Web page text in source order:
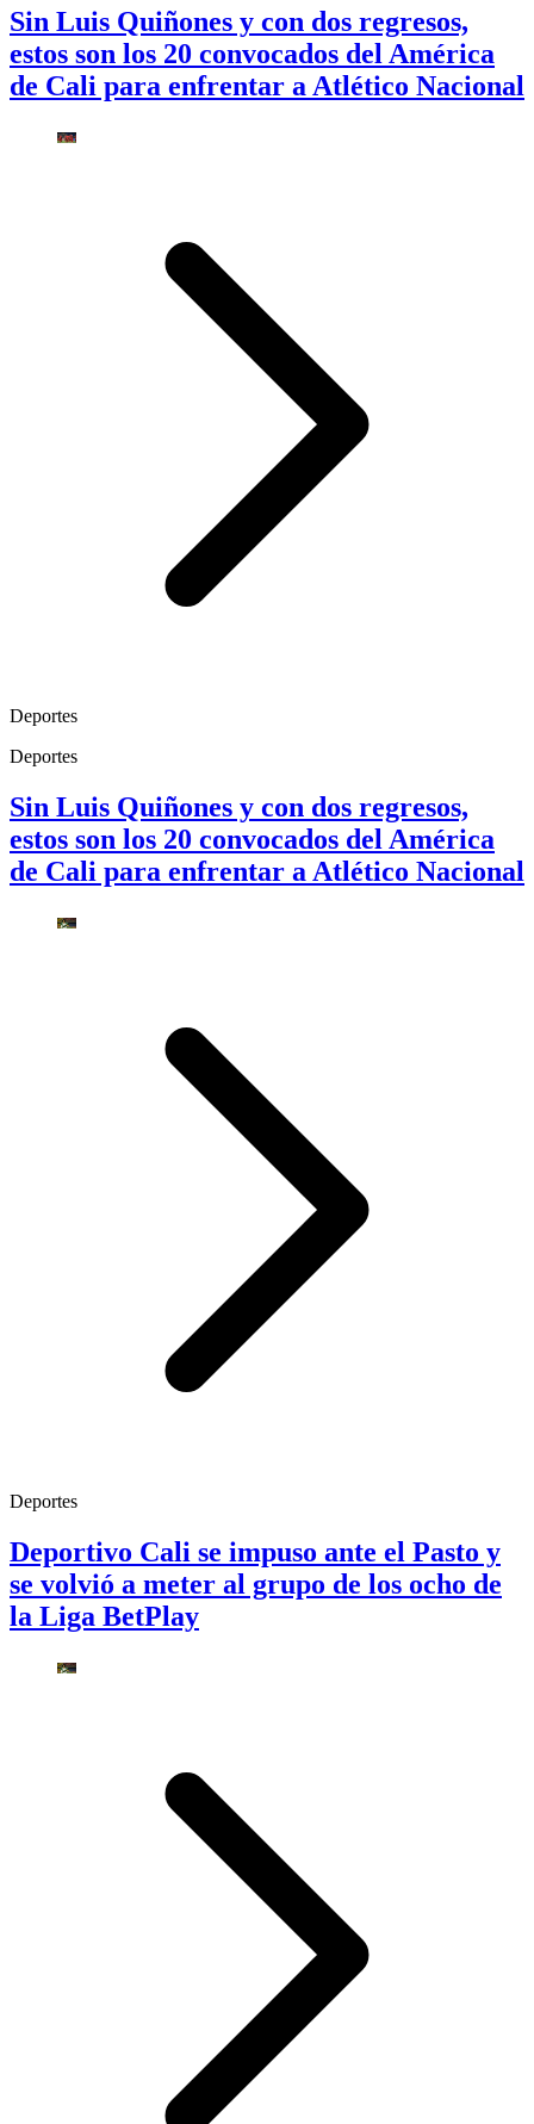
Sin Luis Quiñones y con dos regresos,
estos son los 20 convocados del América
de Cali para enfrentar a Atlético Nacional
Deportes
Deportes
Sin Luis Quiñones y con dos regresos,
estos son los 20 convocados del América
de Cali para enfrentar a Atlético Nacional
Deportes
Deportivo Cali se impuso ante el Pasto y
se volvió a meter al grupo de los ocho de
la Liga BetPlay